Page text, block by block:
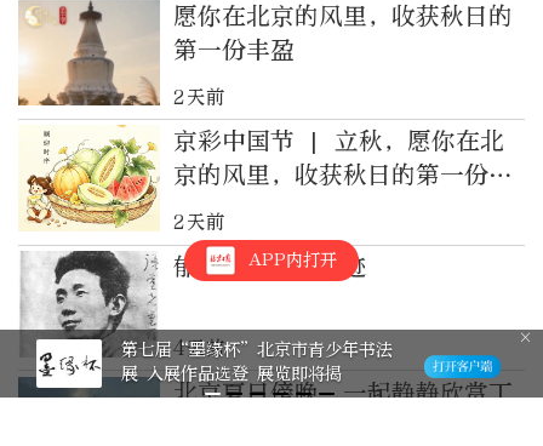
愿你在北京的风里，收获秋日的
第一份丰盈
2天前
京彩中国节 | 立秋，愿你在北
京的风里，收获秋日的第一份丰
盈
2天前
郁达夫的北京足迹
4天前
北京夏日傍晚，一起静静欣赏丁
APP内打开
澶渊之盟后，北宋使节眼中的燕京